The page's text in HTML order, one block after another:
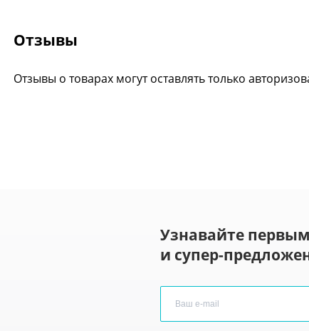
Отзывы
Отзывы о товарах могут оставлять только
Узнавайте
и супер-